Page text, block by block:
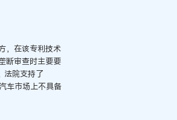
，在该专利技术
断审查时主要要
法院支持了
车市场上不具备